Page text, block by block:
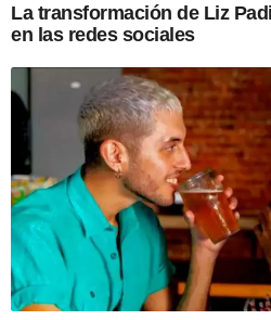
La transformación de Liz
en las redes sociales